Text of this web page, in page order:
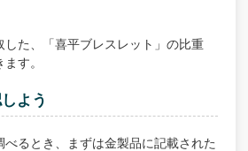
した、「喜平ブレスレット」の比重
す。
よう
るとき、まずは金製品に記載された